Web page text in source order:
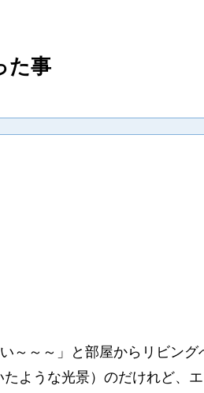
た事
～～～」と部屋からリビング
ような光景）のだけれど、